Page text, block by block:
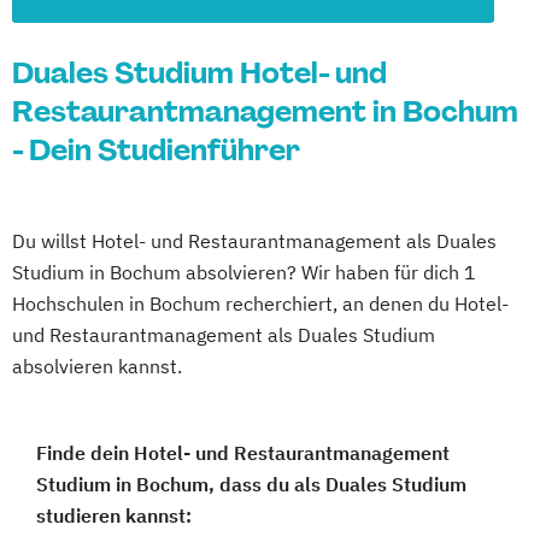
Duales Studium Hotel- und
Restaurantmanagement in Bochum
- Dein Studienführer
Du willst Hotel- und Restaurantmanagement als Duales
Studium in Bochum absolvieren? Wir haben für dich 1
Hochschulen in Bochum recherchiert, an denen du Hotel-
und Restaurantmanagement als Duales Studium
absolvieren kannst.
Finde dein Hotel- und Restaurantmanagement
Studium in Bochum, dass du als Duales Studium
studieren kannst: